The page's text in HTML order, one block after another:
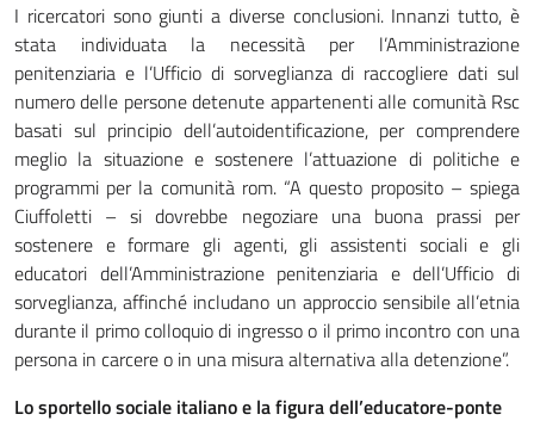
I ricercatori sono giunti a diverse conclusioni. Innanzi tutto, è
stata individuata la necessità per l’Amministrazione
penitenziaria e l’Ufficio di sorveglianza di raccogliere dati sul
numero delle persone detenute appartenenti alle comunità Rsc
basati sul principio dell’autoidentificazione, per comprendere
meglio la situazione e sostenere l’attuazione di politiche e
programmi per la comunità rom. “A questo proposito – spiega
Ciuffoletti – si dovrebbe negoziare una buona prassi per
sostenere e formare gli agenti, gli assistenti sociali e gli
educatori dell’Amministrazione penitenziaria e dell’Ufficio di
sorveglianza, affinché includano un approccio sensibile all’etnia
durante il primo colloquio di ingresso o il primo incontro con una
persona in carcere o in una misura alternativa alla detenzione”.
Lo sportello sociale italiano e la figura dell’educatore-ponte